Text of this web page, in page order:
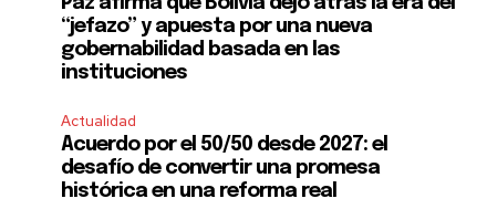
“jefazo” y apuesta por una nueva
gobernabilidad basada en las
instituciones
Actualidad
Acuerdo por el 50/50 desde 2027: el
desafío de convertir una promesa
histórica en una reforma real